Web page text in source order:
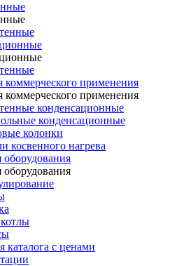
коммерческого применения
коммерческого применения
конденсационные
конденсационные
колонки
косвенного нагрева
оборудования
оборудования
каталога с ценами